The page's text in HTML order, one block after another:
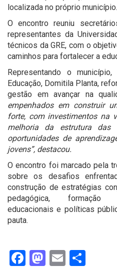
localizada no próprio município.
O encontro reuniu
representantes da
técnicos da GRE, com o
caminhos para fortalecer a
Representando o
Educação, Domitila Planta,
gestão em avançar na
empenhados em construir
forte, com investimentos na
melhoria da estrutura das
oportunidades de
jovens”, destacou.
O encontro foi marcado pela
sobre os desafios
construção de estratégias
pedagógica, formação
educacionais e políticas
pauta.
Facebook
Mastodon
Email